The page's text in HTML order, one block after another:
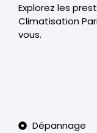
Explorez les
Climatisation
vous.
Dépannage